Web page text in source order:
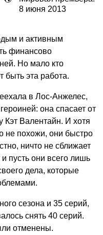
8 июня 2013
и активным
финансово
Но мало кто
быть эта работа.
в Лос-Анжелес,
она спасает от
Кэт Валентайн. И хотя
не похожи, они быстро
ничто не сближает
пусть они всего лишь
дела, которые
сезона и 35 серий,
снять 40 серий.
отменены.